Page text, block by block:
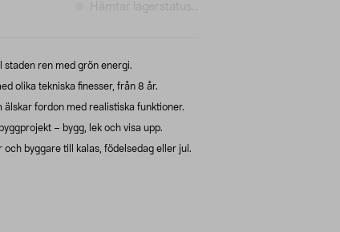
Hämtar lagerstatus...
staden ren med grön energi.
olika tekniska finesser, från 8 år.
älskar fordon med realistiska funktioner.
– bygg, lek och visa upp.
byggare till kalas, födelsedag eller jul.